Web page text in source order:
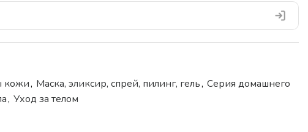
кожи, Маска, эликсир, спрей, пилинг, гель, Серия домашнего
, Уход за телом